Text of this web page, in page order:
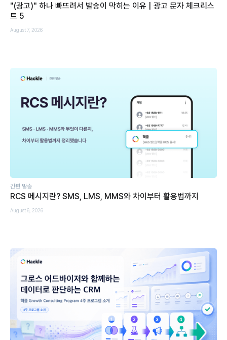
"(광고)" 하나 빠뜨려서 발송이 막히는 이유 | 광고 문자 체크리스
트 5
August 7, 2026
간편 발송
RCS 메시지란? SMS, LMS, MMS와 차이부터 활용법까지
August 6, 2026